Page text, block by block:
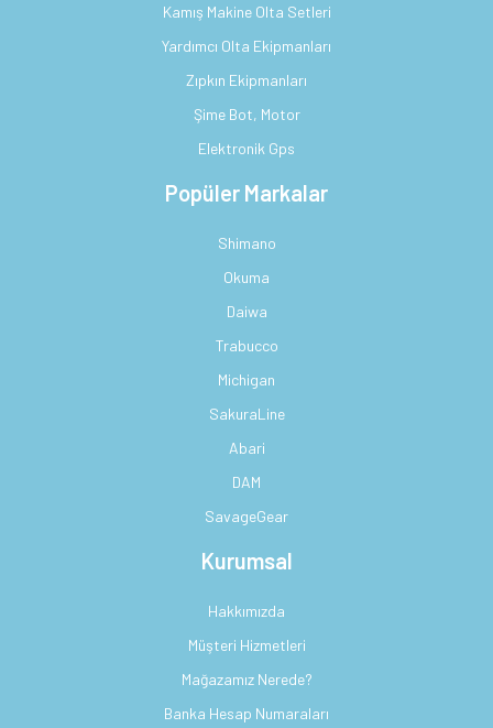
Kamış Makine Olta Setleri
Yardımcı Olta Ekipmanları
Zıpkın Ekipmanları
Şime Bot, Motor
Elektronik Gps
Popüler Markalar
Shimano
Okuma
Daiwa
Trabucco
Michigan
SakuraLine
Abari
DAM
SavageGear
Kurumsal
Hakkımızda
Müşteri Hizmetleri
Mağazamız Nerede?
Banka Hesap Numaraları